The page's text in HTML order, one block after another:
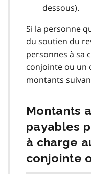
dessous).
Si la personne
du soutien du
personnes à sa
conjointe ou un
montants
Montants
payables
à charge
conjointe